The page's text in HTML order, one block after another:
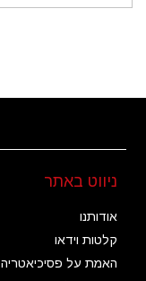
ניווט באתר
אודותנו
קלטות וידאו
האמת על פסיכיאטריה